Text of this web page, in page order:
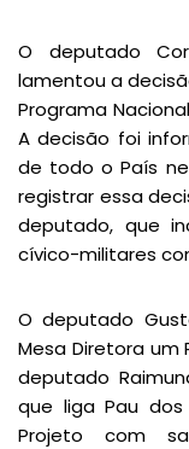
O deputado
lamentou a
Programa
A decisão foi
de todo o País
registrar essa
deputado, que
cívico-militares
O deputado
Mesa Diretora
deputado
que liga Pau dos
Projeto com